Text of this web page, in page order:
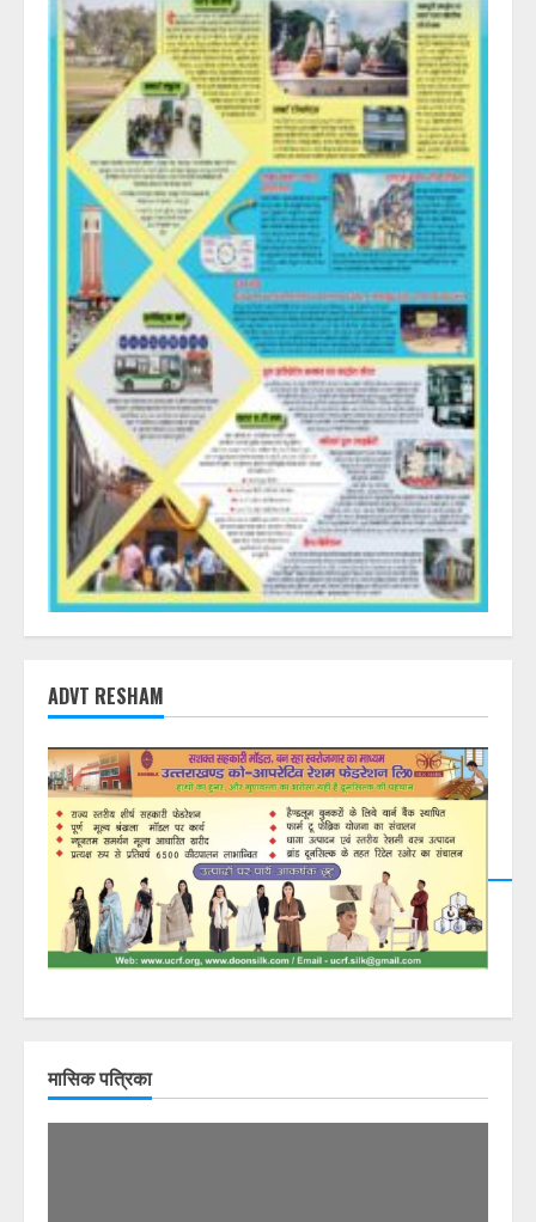
ADVT RESHAM
मासिक पत्रिका
DearFlip: Loading PDF
23% ...